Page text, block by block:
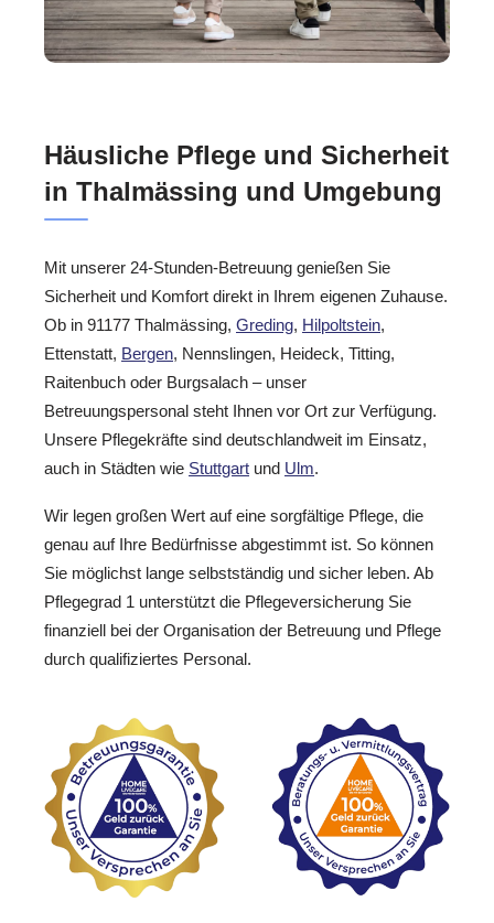
Häusliche Pflege und Sicherheit
in Thalmässing und Umgebung
Mit unserer 24-Stunden-Betreuung genießen Sie
Sicherheit und Komfort direkt in Ihrem eigenen Zuhause.
Ob in 91177 Thalmässing, Greding, Hilpoltstein,
Ettenstatt, Bergen, Nennslingen, Heideck, Titting,
Raitenbuch oder Burgsalach – unser
Betreuungspersonal steht Ihnen vor Ort zur Verfügung.
Unsere Pflegekräfte sind deutschlandweit im Einsatz,
auch in Städten wie Stuttgart und Ulm.
Wir legen großen Wert auf eine sorgfältige Pflege, die
genau auf Ihre Bedürfnisse abgestimmt ist. So können
Sie möglichst lange selbstständig und sicher leben. Ab
Pflegegrad 1 unterstützt die Pflegeversicherung Sie
finanziell bei der Organisation der Betreuung und Pflege
durch qualifiziertes Personal.